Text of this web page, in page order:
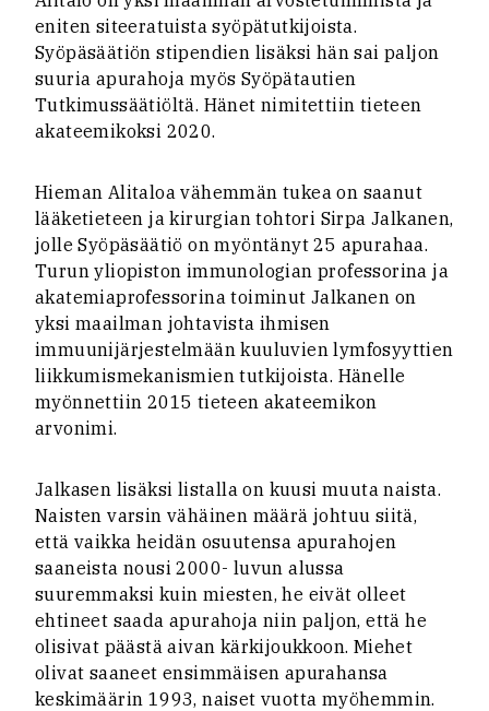
eniten siteeratuista syöpätutkijoista.
Syöpäsäätiön stipendien lisäksi hän sai paljon
suuria apurahoja myös Syöpätautien
Tutkimussäätiöltä. Hänet nimitettiin tieteen
akateemikoksi 2020.
Hieman Alitaloa vähemmän tukea on saanut
lääketieteen ja kirurgian tohtori Sirpa Jalkanen,
jolle Syöpäsäätiö on myöntänyt 25 apurahaa.
Turun yliopiston immunologian professorina ja
akatemiaprofessorina toiminut Jalkanen on
yksi maailman johtavista ihmisen
immuunijärjestelmään kuuluvien lymfosyyttien
liikkumismekanismien tutkijoista. Hänelle
myönnettiin 2015 tieteen akateemikon
arvonimi.
Jalkasen lisäksi listalla on kuusi muuta naista.
Naisten varsin vähäinen määrä johtuu siitä,
että vaikka heidän osuutensa apurahojen
saaneista nousi 2000- luvun alussa
suuremmaksi kuin miesten, he eivät olleet
ehtineet saada apurahoja niin paljon, että he
olisivat päästä aivan kärkijoukkoon. Miehet
olivat saaneet ensimmäisen apurahansa
keskimäärin 1993, naiset vuotta myöhemmin.